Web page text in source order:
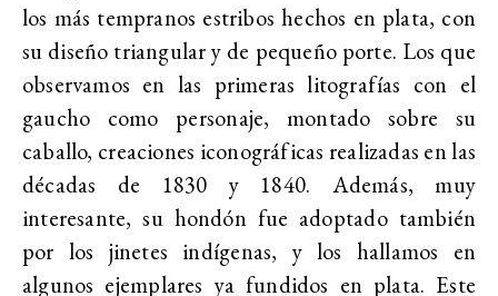
los más tempranos estribos hechos en plata, con
su diseño triangular y de pequeño porte. Los que
observamos en las primeras litografías con el
gaucho como personaje, montado sobre su
caballo, creaciones iconográficas realizadas en las
décadas de 1830 y 1840. Además, muy
interesante, su hondón fue adoptado también
por los jinetes indígenas, y los hallamos en
algunos ejemplares ya fundidos en plata. Este